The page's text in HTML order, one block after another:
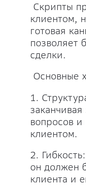
Скрипты
клиентом,
готовая
позволяет
сделки.
Основные
1.
вопросов
клиентом.
2.
он должен
клиента и